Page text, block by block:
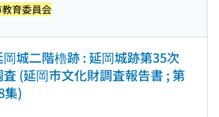
育委員会
岡城二階櫓跡 : 延岡城跡第35次
査 (延岡市文化財調査報告書 ; 第
集)